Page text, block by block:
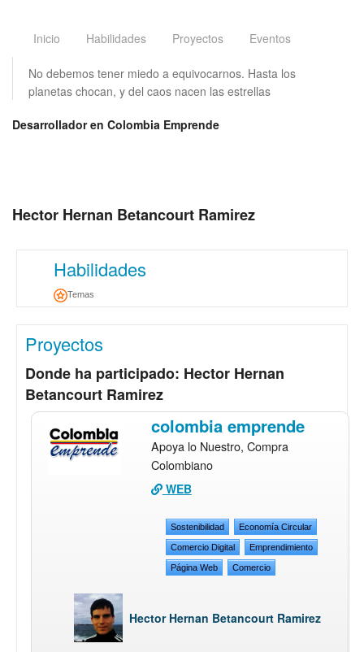
Inicio Habilidades Proyectos Eventos
No debemos tener miedo a equivocarnos. Hasta los
planetas chocan, y del caos nacen las estrellas
Desarrollador en Colombia Emprende
Hector Hernan Betancourt Ramirez
Habilidades
Temas
Proyectos
Donde ha participado: Hector Hernan
Betancourt Ramirez
colombia emprende
Apoya lo Nuestro, Compra
Colombiano
WEB
Sostenibilidad Economía Circular
Comercio Digital Emprendimiento
Página Web Comercio
Hector Hernan Betancourt Ramirez